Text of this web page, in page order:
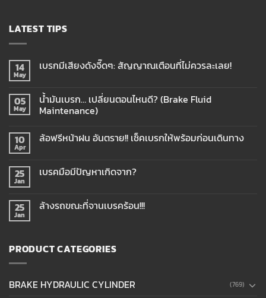
LATEST TIPS
14
May
เบรกมีเสียงดังจี๊ดๆ: สัญญาณเตือนที่ไม่ควรละเลย!
05
May
น้ำมันเบรก… เปลี่ยนตอนไหนดี? (Brake Fluid
Maintenance)
10
Apr
ล้อฟรีหน้าฝน อันตราย!! เช็คเบรกให้พร้อมก่อนเดินทาง
25
Jan
เบรคมือมีปัญหาเกิดจาก?
25
Jan
ล้างรถขณะที่จานเบรคร้อน!!!
PRODUCT CATEGORIES
BRAKE HYDRAULIC CYLINDER (769)